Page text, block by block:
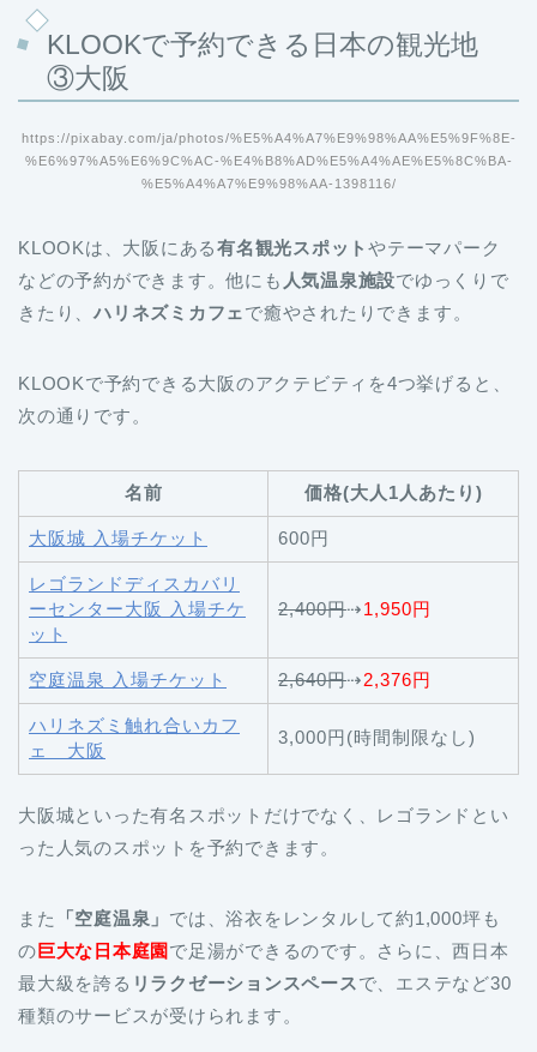
KLOOKで予約できる日本の観光地
③大阪
https://pixabay.com/ja/photos/%E5%A4%A7%E9%98%AA%E5%9F%8E-
%E6%97%A5%E6%9C%AC-%E4%B8%AD%E5%A4%AE%E5%8C%BA-
%E5%A4%A7%E9%98%AA-1398116/
KLOOKは、大阪にある有名観光スポットやテーマパーク
などの予約ができます。他にも 人気温泉施設でゆっくりで
きたり、ハリネズミカフェで癒やされたりできます。
KLOOKで予約できる大阪のアクテビティを4つ挙げると、
次の通りです。
名前 価格(大人1人あたり)
大阪城 入場チケット 600円
レゴランドディスカバリ
ーセンター大阪 入場チケ
ット
2,400円⇢1,950円
空庭温泉 入場チケット 2,640円⇢2,376円
ハリネズミ触れ合いカフ
ェ 大阪
3,000円(時間制限なし)
大阪城といった有名スポットだけでなく、レゴランドとい
った人気のスポットを予約できます。
また 「空庭温泉」 では、浴衣をレンタルして約1,000坪も
の 巨大な日本庭園 で足湯ができるのです。さらに、西日本
最大級を誇る リラクゼーションスペースで、エステなど30
種類のサービスが受けられます。